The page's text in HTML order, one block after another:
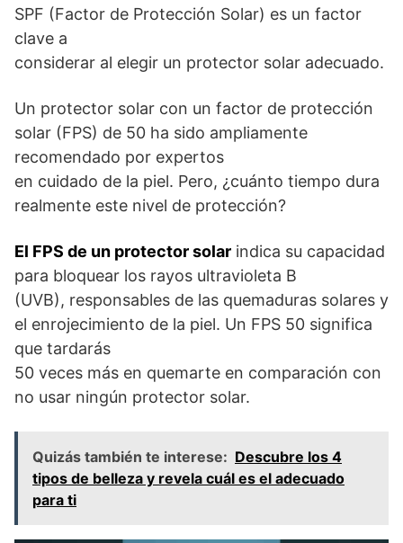
SPF (Factor de Protección Solar) es un factor
clave a
considerar al elegir un protector solar adecuado.
Un protector solar con un factor de protección
solar (FPS) de 50 ha sido ampliamente
recomendado por expertos
en cuidado de la piel. Pero, ¿cuánto tiempo dura
realmente este nivel de protección?
El FPS de un protector solar indica su capacidad
para bloquear los rayos ultravioleta B
(UVB), responsables de las quemaduras solares y
el enrojecimiento de la piel. Un FPS 50 significa
que tardarás
50 veces más en quemarte en comparación con
no usar ningún protector solar.
Quizás también te interese: Descubre los 4
tipos de belleza y revela cuál es el adecuado
para ti